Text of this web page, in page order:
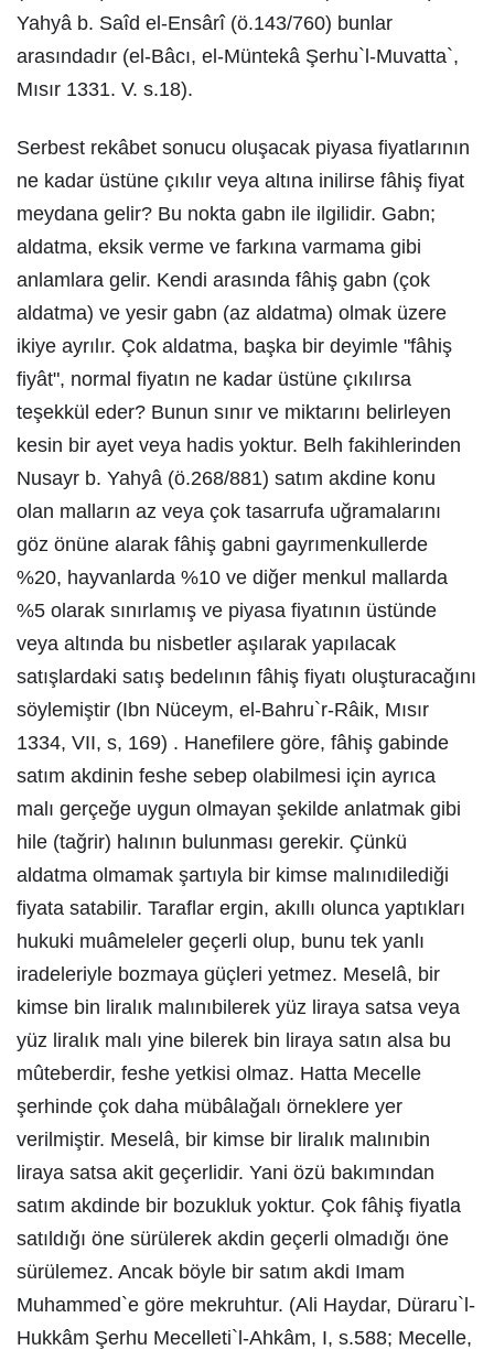
Yahyâ b. Saîd el-Ensârî (ö.143/760) bunlar
arasındadır (el-Bâcı, el-Müntekâ Şerhu`l-Muvatta`,
Mısır 1331. V. s.18).
Serbest rekâbet sonucu oluşacak piyasa fiyatlarının
ne kadar üstüne çıkılır veya altına inilirse fâhiş fiyat
meydana gelir? Bu nokta gabn ile ilgilidir. Gabn;
aldatma, eksik verme ve farkına varmama gibi
anlamlara gelir. Kendi arasında fâhiş gabn (çok
aldatma) ve yesir gabn (az aldatma) olmak üzere
ikiye ayrılır. Çok aldatma, başka bir deyimle "fâhiş
fiyât", normal fiyatın ne kadar üstüne çıkılırsa
teşekkül eder? Bunun sınır ve miktarını belirleyen
kesin bir ayet veya hadis yoktur. Belh fakihlerinden
Nusayr b. Yahyâ (ö.268/881) satım akdine konu
olan malların az veya çok tasarrufa uğramalarını
göz önüne alarak fâhiş gabni gayrımenkullerde
%20, hayvanlarda %10 ve diğer menkul mallarda
%5 olarak sınırlamış ve piyasa fiyatının üstünde
veya altında bu nisbetler aşılarak yapılacak
satışlardaki satış bedelının fâhiş fiyatı oluşturacağını
söylemiştir (Ibn Nüceym, el-Bahru`r-Râik, Mısır
1334, VII, s, 169) . Hanefilere göre, fâhiş gabinde
satım akdinin feshe sebep olabilmesi için ayrıca
malı gerçeğe uygun olmayan şekilde anlatmak gibi
hile (tağrir) halının bulunması gerekir. Çünkü
aldatma olmamak şartıyla bir kimse malınıdilediği
fiyata satabilir. Taraflar ergin, akıllı olunca yaptıkları
hukuki muâmeleler geçerli olup, bunu tek yanlı
iradeleriyle bozmaya güçleri yetmez. Meselâ, bir
kimse bin liralık malınıbilerek yüz liraya satsa veya
yüz liralık malı yine bilerek bin liraya satın alsa bu
mûteberdir, feshe yetkisi olmaz. Hatta Mecelle
şerhinde çok daha mübâlağalı örneklere yer
verilmiştir. Meselâ, bir kimse bir liralık malınıbin
liraya satsa akit geçerlidir. Yani özü bakımından
satım akdinde bir bozukluk yoktur. Çok fâhiş fiyatla
satıldığı öne sürülerek akdin geçerli olmadığı öne
sürülemez. Ancak böyle bir satım akdi Imam
Muhammed`e göre mekruhtur. (Ali Haydar, Düraru`l-
Hukkâm Şerhu Mecelleti`l-Ahkâm, I, s.588; Mecelle,